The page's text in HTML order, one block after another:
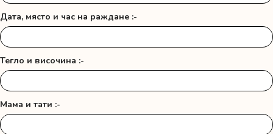
Дата, място и час на раждане :-
Тегло и височина :-
Мама и тати :-